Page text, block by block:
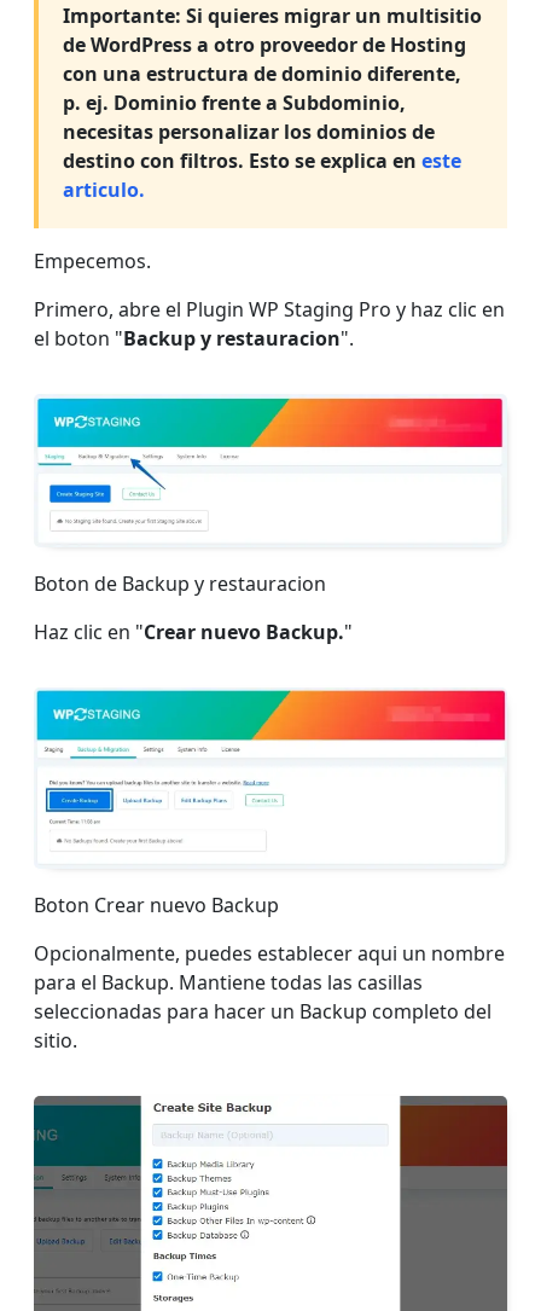
Importante: Si quieres migrar un multisitio
de WordPress a otro proveedor de Hosting
con una estructura de dominio diferente,
p. ej. Dominio frente a Subdominio,
necesitas personalizar los dominios de
destino con filtros. Esto se explica en este
articulo.
Empecemos.
Primero, abre el Plugin WP Staging Pro y haz clic en
el boton "Backup y restauracion".
Boton de Backup y restauracion
Haz clic en "Crear nuevo Backup."
Boton Crear nuevo Backup
Opcionalmente, puedes establecer aqui un nombre
para el Backup. Mantiene todas las casillas
seleccionadas para hacer un Backup completo del
sitio.